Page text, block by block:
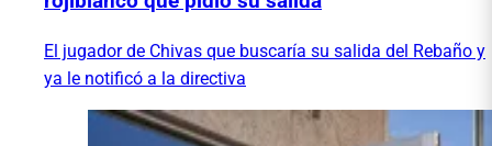
El jugador de Chivas que buscaría su salida del Rebaño y
ya le notificó a la directiva